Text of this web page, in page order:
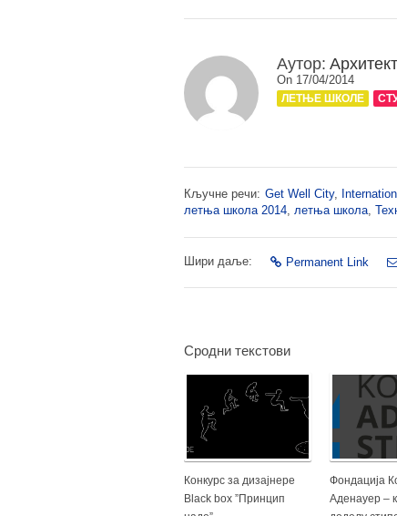
Аутор:
On 17/04/2014
ЛЕТЊЕ ШКОЛЕ
Кључне речи: Get Well City,
летња школа 2014 летња школа
Шири даље: Permanent Link
Сродни текстови
Конкурс за дизајнере
Black box ”Принцип
Фондација
Аденауер –